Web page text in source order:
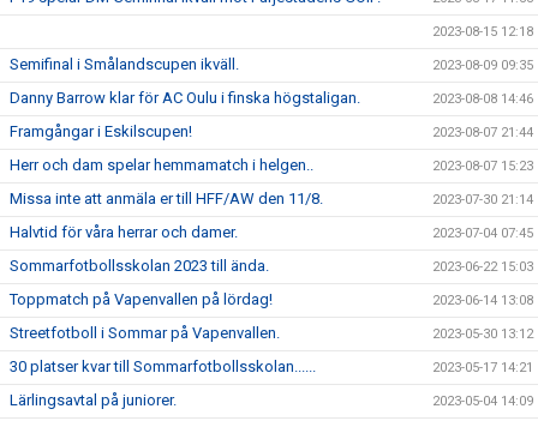
2023-08-15 12:18
Semifinal i Smålandscupen ikväll. 2023-08-09 09:35
Danny Barrow klar för AC Oulu i finska högstaligan. 2023-08-08 14:46
Framgångar i Eskilscupen! 2023-08-07 21:44
Herr och dam spelar hemmamatch i helgen.. 2023-08-07 15:23
Missa inte att anmäla er till HFF/AW den 11/8. 2023-07-30 21:14
Halvtid för våra herrar och damer. 2023-07-04 07:45
Sommarfotbollsskolan 2023 till ända. 2023-06-22 15:03
Toppmatch på Vapenvallen på lördag! 2023-06-14 13:08
Streetfotboll i Sommar på Vapenvallen. 2023-05-30 13:12
30 platser kvar till Sommarfotbollsskolan...... 2023-05-17 14:21
Lärlingsavtal på juniorer. 2023-05-04 14:09